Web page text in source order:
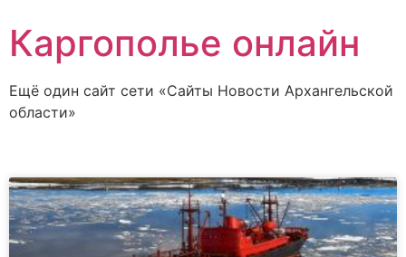
Каргополье онлайн
Ещё один сайт сети «Сайты Новости Архангельской
области»